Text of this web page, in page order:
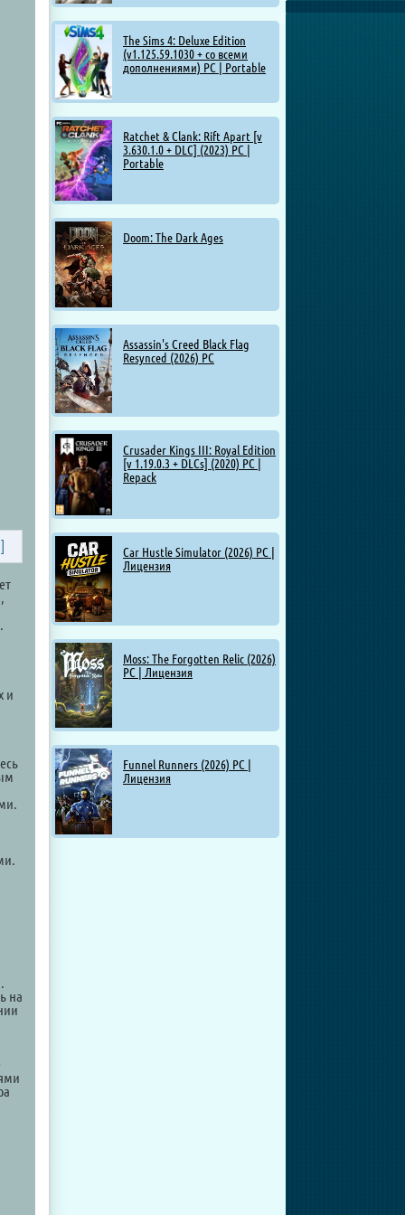
The Sims 4: Deluxe Edition
(v1.125.59.1030 + со всеми
дополнениями) PC | Portable
Ratchet & Clank: Rift Apart [v
3.630.1.0 + DLC] (2023) PC |
Portable
Doom: The Dark Ages
Assassin's Creed Black Flag
Resynced (2026) PC
Crusader Kings III: Royal Edition
[v 1.19.0.3 + DLCs] (2020) PC |
Repack
Car Hustle Simulator (2026) PC |
Лицензия
Moss: The Forgotten Relic (2026)
PC | Лицензия
Funnel Runners (2026) PC |
Лицензия
и
на